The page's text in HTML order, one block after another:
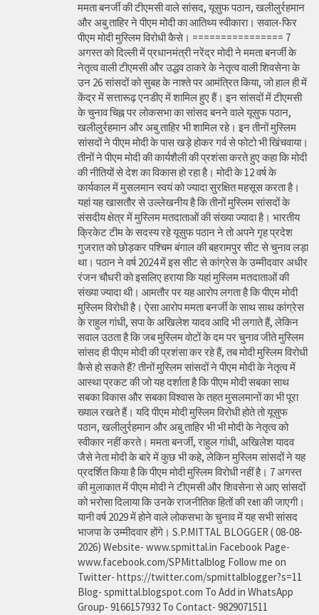
ममता बनर्जी की टीएमसी वाले सांसद, यूसुफ पठान, खलीलुर्रहमान
और अबु ताहिर ने पीएम मोदी का आतिथ्य स्वीकारा। सवाल-फिर
पीएम मोदी मुस्लिम विरोधी कैसे। ================ 7
अगस्त को दिल्ली में प्रधानमंत्री नरेंद्र मोदी ने ममता बनर्जी के
नेतृत्व वाली टीएमसी और उद्धव ठाकरे के नेतृत्व वाली शिवसेना के
उन 26 सांसदों को सुबह के नाश्ते पर आमंत्रित किया, जो हाल ही में
केंद्र में सत्तारूढ़ एनडीए में शामिल हुए हैं। इन सांसदों में टीएमसी
के चुनाव चिह्न पर लोकसभा का सांसद बनने वाले यूसुफ पठान,
खलीलुर्रहमान और अबु ताहिर भी शामिल रहे। इन तीनों मुस्लिम
सांसदों ने पीएम मोदी के पास खड़े होकर गर्व से फोटो भी खिंचवाया।
तीनों ने पीएम मोदी की कार्यशैली की प्रशंसा करते हुए कहा कि मोदी
की नीतियों से देश का विकास हो रहा है। मोदी के 12 वर्ष के
कार्यकाल में मुसलमान स्वयं को ज्यादा सुरक्षित महसूस करता है।
यहां यह खासतौर से उल्लेखनीय है कि तीनों मुस्लिम सांसदों के
संसदीय क्षेत्र में मुस्लिम मतदाताओं की संख्या ज्यादा है। भारतीय
क्रिकेट टीम के सदस्य रहे यूसुफ पठान ने तो अपने गृह प्रदेश
गुजरात को छोड़कर पश्चिम बंगाल की बहरामपुर सीट से चुनाव लड़ा
था। पठान ने वर्ष 2024 में इस सीट से कांग्रेस के उम्मीदवार अधीर
रंजन चौधरी को इसलिए हराया कि यहां मुस्लिम मतदाताओं की
संख्या ज्यादा थी। आमतौर पर यह आरोप लगता है कि पीएम मोदी
मुस्लिम विरोधी है। ऐसा आरोप ममता बनर्जी के साथ साथ कांग्रेस
के राहुल गांधी, सपा के अखिलेश यादव आदि भी लगाते हैं, लेकिन
सवाल उठता है कि जब मुस्लिम वोटों के दम पर चुनाव जीते मुस्लिम
सांसद ही पीएम मोदी की प्रशंसा कर रहे हैं, तब मोदी मुस्लिम विरोधी
कैसे हो सकते हैं? तीनों मुस्लिम सांसदों ने पीएम मोदी के नेतृत्व में
आस्था प्रकट की जो यह दर्शाता है कि पीएम मोदी सबका साथ
सबका विकास और सबका विश्वास के तहत मुसलमानों का भी पूरा
ख्याल रखते हैं। यदि पीएम मोदी मुस्लिम विरोधी होते तो यूसुफ
पठान, खलीलुर्रहमान और अबु ताहिर भी भी मोदी के नेतृत्व को
स्वीकार नहीं करते। ममता बनर्जी, राहुल गांधी, अखिलेश यादव
जैसे नेता मोदी के बारे में कुछ भी कहे, लेकिन मुस्लिम सांसदों ने यह
प्रदर्शित किया है कि पीएम मोदी मुस्लिम विरोधी नहीं है। 7 अगस्त
की मुलाकात में पीएम मोदी ने टीएमसी और शिवसेना से आए सांसदों
को भरोसा दिलाया कि उनके राजनीतिक हितों की रक्षा की जाएगी।
यानी वर्ष 2029 में होने वाले लोकसभा के चुनाव में यह सभी सांसद
भाजपा के उम्मीदवार होंगे। S.P.MITTAL BLOGGER ( 08-08-
2026) Website- www.spmittal.in Facebook Page-
www.facebook.com/SPMittalblog Follow me on
Twitter- https://twitter.com/spmittalblogger?s=11
Blog- spmittal.blogspot.com To Add in WhatsApp
Group- 9166157932 To Contact- 9829071511